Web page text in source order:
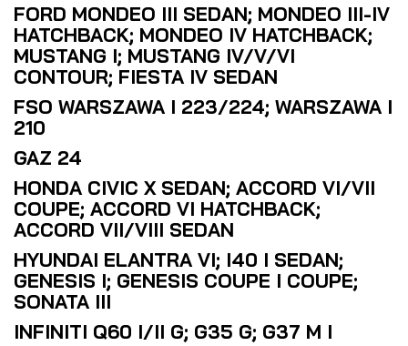
FORD MONDEO III SEDAN; MONDEO III-IV
HATCHBACK; MONDEO IV HATCHBACK;
MUSTANG I; MUSTANG IV/V/VI
CONTOUR; FIESTA IV SEDAN
FSO WARSZAWA I 223/224; WARSZAWA I
210
GAZ 24
HONDA CIVIC X SEDAN; ACCORD VI/VII
COUPE; ACCORD VI HATCHBACK;
ACCORD VII/VIII SEDAN
HYUNDAI ELANTRA VI; I40 I SEDAN;
GENESIS I; GENESIS COUPE I COUPE;
SONATA III
INFINITI Q60 I/II G; G35 G; G37 M I